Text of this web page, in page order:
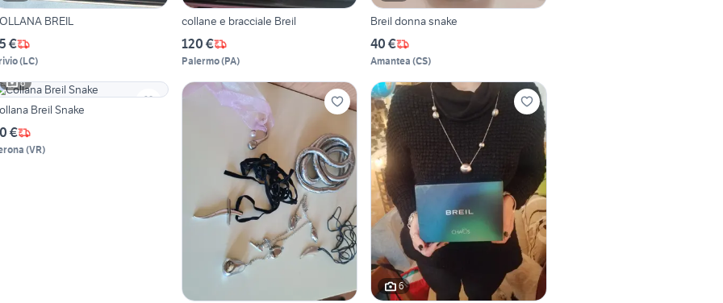
BREIL
€
(LC)
collane e bracciale Breil
120 €
Palermo(PA)
Breil donna snake
40 €
Amantea (CS)
6
Breil Snake
€
(VR)
6